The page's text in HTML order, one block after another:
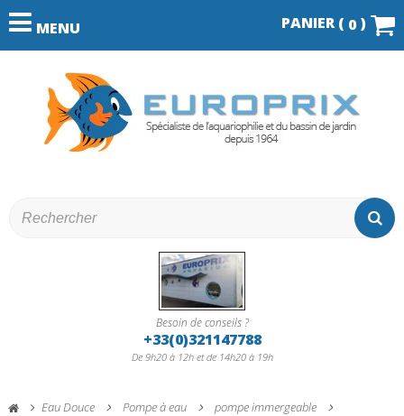
MENU PANIER ( 0 )
Besoin de conseils ?
+33(0)321147788
De 9h20 à 12h et de 14h20 à 19h
Eau Douce Pompe à eau
pompe immergeable